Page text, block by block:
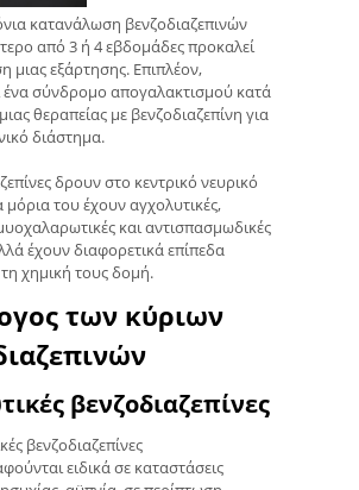
κατανάλωση βενζοδιαζεπινών
από 3 ή 4 εβδομάδες προκαλεί
μιας εξάρτησης. Επιπλέον,
ένα σύνδρομο απογαλακτισμού κατά
θεραπείας με βενζοδιαζεπίνη για
διάστημα.
δρουν στο κεντρικό νευρικό
του έχουν αγχολυτικές,
και αντισπασμωδικές
έχουν διαφορετικά επίπεδα
χημική τους δομή.
των κύριων
βενζοδιαζεπίνες
βενζοδιαζεπίνες
ειδικά σε καταστάσεις